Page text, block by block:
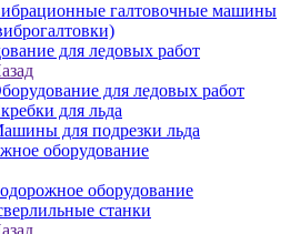
галтовочные машины
для ледовых работ
для ледовых работ
для льда
для подрезки льда
оборудование
оборудование
станки